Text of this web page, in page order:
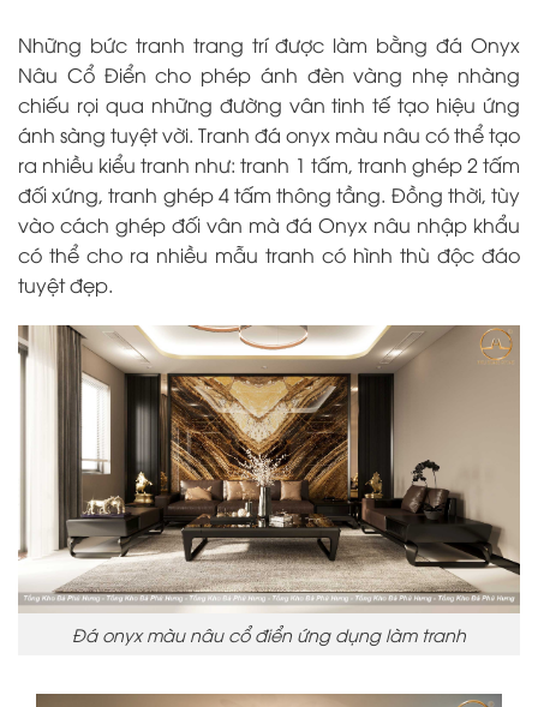
Những bức tranh trang trí được làm bằng đá Onyx
Nâu Cổ Điển cho phép ánh đèn vàng nhẹ nhàng
chiếu rọi qua những đường vân tinh tế tạo hiệu ứng
ánh sàng tuyệt vời. Tranh đá onyx màu nâu có thể tạo
ra nhiều kiểu tranh như: tranh 1 tấm, tranh ghép 2 tấm
đối xứng, tranh ghép 4 tấm thông tầng. Đồng thời, tùy
vào cách ghép đối vân mà đá Onyx nâu nhập khẩu
có thể cho ra nhiều mẫu tranh có hình thù độc đáo
tuyệt đẹp.
Đá onyx màu nâu cổ điển ứng dụng làm tranh